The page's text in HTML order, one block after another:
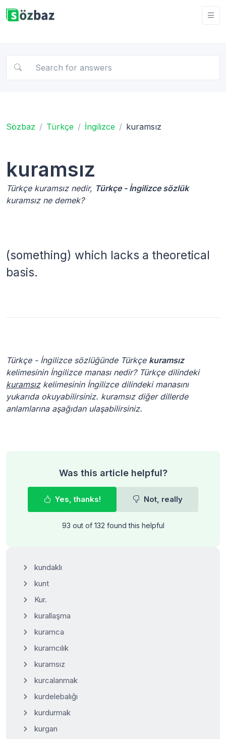
Sözbaz Türkçe İngilizce kuramsız
kuramsız
Türkçe kuramsız nedir, Türkçe - İngilizce sözlük
kuramsız ne demek?
(something) which lacks a theoretical
basis.
Türkçe - İngilizce sözlüğünde Türkçe kuramsız
kelimesinin İngilizce manası nedir? Türkçe dilindeki
kuramsızkelimesinin İngilizce dilindeki manasını
yukarıda okuyabilirsiniz. kuramsız diğer dillerde
anlamlarına aşağıdan ulaşabilirsiniz.
Was this article helpful?
Yes, thanks! Not, really
93 out of 132 found this helpful
kundaklı
kunt
Kur.
kurallaşma
kuramca
kuramcılık
kuramsız
kurcalanmak
kurdelebalığı
kurdurmak
kurgan